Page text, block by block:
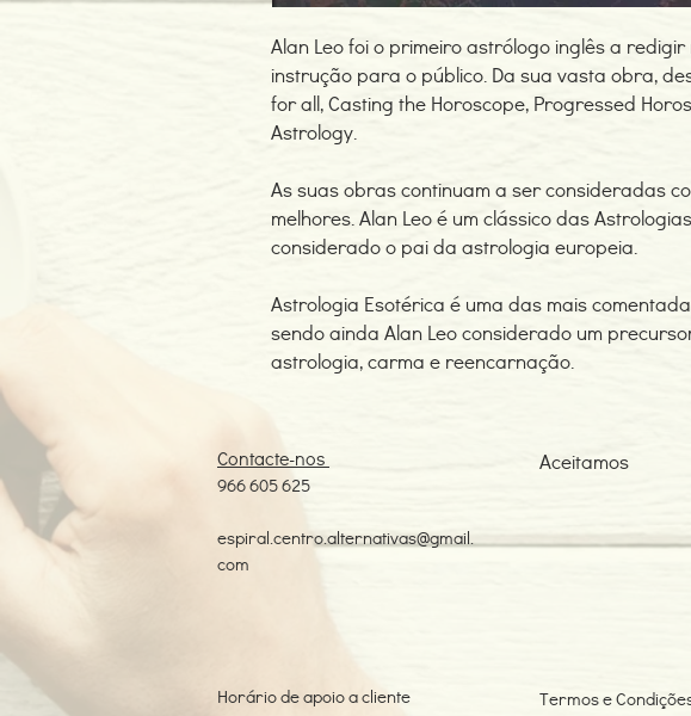
Alan Leo foi o primeiro astrólogo inglês a
instrução para o público. Da sua vasta obra,
for all, Casting the Horoscope, Progressed
Astrology.
As suas obras continuam a ser consideradas
melhores. Alan Leo é um clássico das
considerado o pai da astrologia europeia.
Astrologia Esotérica é uma das mais
sendo ainda Alan Leo considerado um
astrologia, carma e reencarnação.
Contacte-nos
966 605 625
espiral.centro.alternativas@gmail.
com
Aceitamos
Horário de apoio a cliente
Termos e